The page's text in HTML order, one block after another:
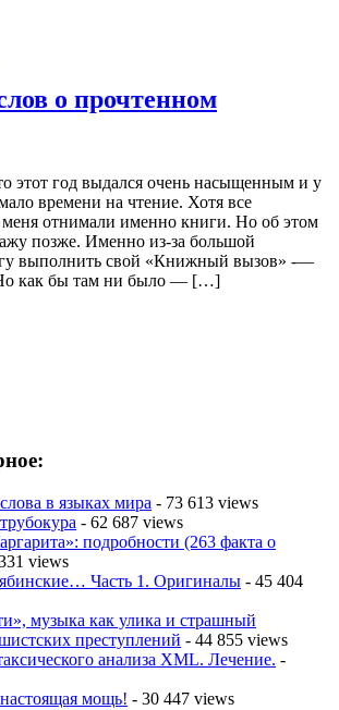
о прочтенном
этот год выдался очень насыщенным и у
времени на чтение. Хотя все
меня отнимали именно книги. Но об этом
позже. Именно из-за большой
выполнить свой «Книжный вызов» -—
как бы там ни было — […]
в языках мира - 73 613 views
- 62 687 views
подробности (263 факта о
views
Часть 1. Оригиналы - 45 404
музыка как улика и страшный
преступлений - 44 855 views
анализа XML. Лечение. -
мощь! - 30 447 views